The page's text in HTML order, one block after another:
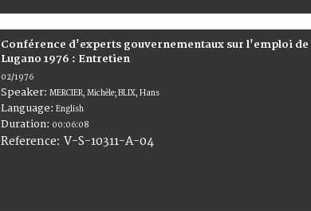
Conférence d'experts gouvernementaux sur l'emploi
Lugano 1976 : Entretien
02/1976
Speaker:MERCIER, Michèle; BLIX, Hans
Language:English
Duration: 00:06:08
Reference:V-S-10311-A-04